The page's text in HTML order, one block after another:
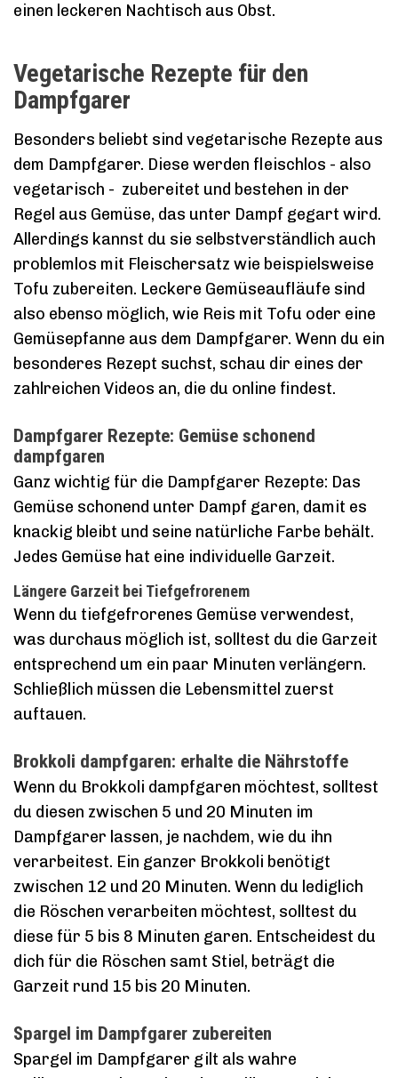
einen leckeren Nachtisch aus Obst.
Vegetarische Rezepte für den
Dampfgarer
Besonders beliebt sind vegetarische Rezepte aus
dem Dampfgarer. Diese werden fleischlos - also
vegetarisch - zubereitet und bestehen in der
Regel aus Gemüse, das unter Dampf gegart wird.
Allerdings kannst du sie selbstverständlich auch
problemlos mit Fleischersatz wie beispielsweise
Tofu zubereiten. Leckere Gemüseaufläufe sind
also ebenso möglich, wie Reis mit Tofu oder eine
Gemüsepfanne aus dem Dampfgarer. Wenn du ein
besonderes Rezept suchst, schau dir eines der
zahlreichen Videos an, die du online findest.
Dampfgarer Rezepte: Gemüse schonend
dampfgaren
Ganz wichtig für die Dampfgarer Rezepte: Das
Gemüse schonend unter Dampf garen, damit es
knackig bleibt und seine natürliche Farbe behält.
Jedes Gemüse hat eine individuelle Garzeit.
Längere Garzeit bei Tiefgefrorenem
Wenn du tiefgefrorenes Gemüse verwendest,
was durchaus möglich ist, solltest du die Garzeit
entsprechend um ein paar Minuten verlängern.
Schließlich müssen die Lebensmittel zuerst
auftauen.
Brokkoli dampfgaren: erhalte die Nährstoffe
Wenn du Brokkoli dampfgaren möchtest, solltest
du diesen zwischen 5 und 20 Minuten im
Dampfgarer lassen, je nachdem, wie du ihn
verarbeitest. Ein ganzer Brokkoli benötigt
zwischen 12 und 20 Minuten. Wenn du lediglich
die Röschen verarbeiten möchtest, solltest du
diese für 5 bis 8 Minuten garen. Entscheidest du
dich für die Röschen samt Stiel, beträgt die
Garzeit rund 15 bis 20 Minuten.
Spargel im Dampfgarer zubereiten
Spargel im Dampfgarer gilt als wahre